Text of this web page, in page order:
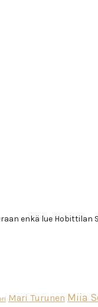
enkä lue Hobittilan
Mari Turunen Miia